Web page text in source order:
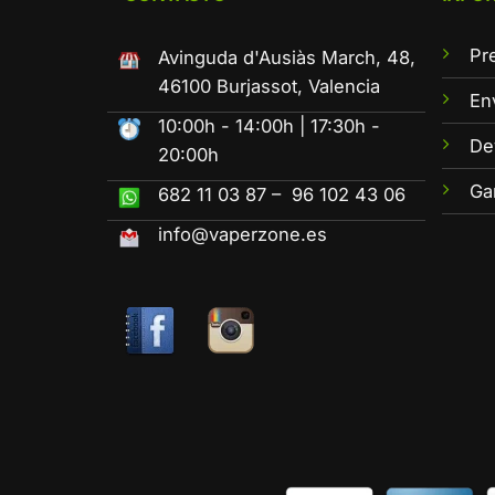
Avinguda d'Ausiàs March, 48,
46100 Burjassot, Valencia
10:00h - 14:00h | 17:30h -
20:00h
682 11 03 87 – 96 102 43 06
info@vaperzone.es